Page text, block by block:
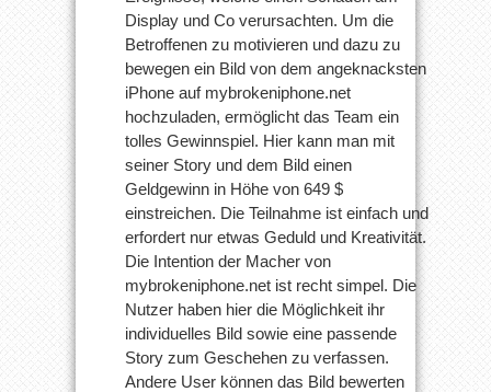
Display und Co verursachten. Um die
Betroffenen zu motivieren und dazu zu
bewegen ein Bild von dem angeknacksten
iPhone auf mybrokeniphone.net
hochzuladen, ermöglicht das Team ein
tolles Gewinnspiel. Hier kann man mit
seiner Story und dem Bild einen
Geldgewinn in Höhe von 649 $
einstreichen. Die Teilnahme ist einfach und
erfordert nur etwas Geduld und Kreativität.
Die Intention der Macher von
mybrokeniphone.net ist recht simpel. Die
Nutzer haben hier die Möglichkeit ihr
individuelles Bild sowie eine passende
Story zum Geschehen zu verfassen.
Andere User können das Bild bewerten